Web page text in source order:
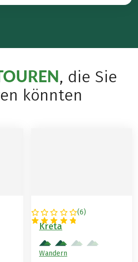
, die Sie
könnten
(6)
GRIECHENLAND
Kreta
Wandern